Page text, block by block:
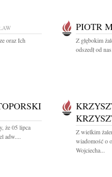
oraz Ich
PIOTR
Z głębokim
odszedł od
że 05 lipca
adw....
Z wielkim
wiadomość o
Wojciecha...